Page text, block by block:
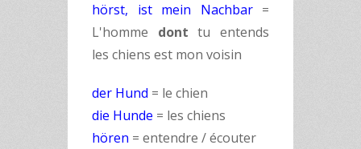
hörst, ist mein Nachbar =
L'homme dont tu entends
les chiens est mon voisin
der Hund = le chien
die Hunde = les chiens
hören = entendre / écouter